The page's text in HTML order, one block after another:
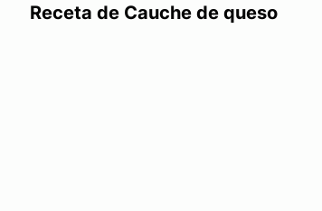
Receta de Cauche de queso